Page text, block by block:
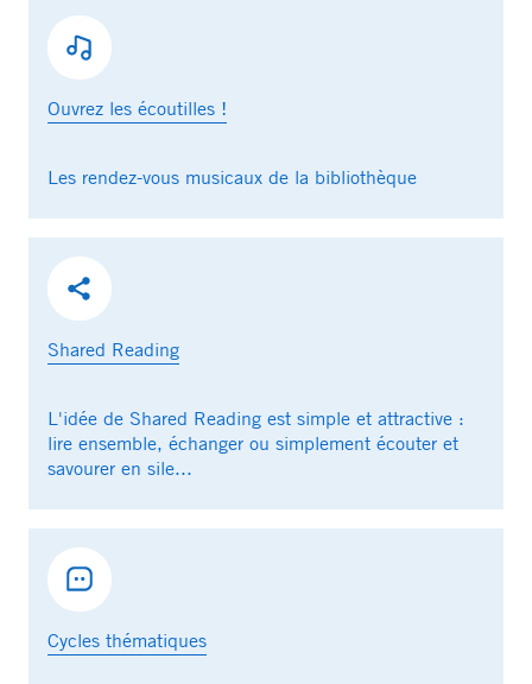
Ouvrez les écoutilles !
Les rendez-vous musicaux de la bibliothèque
Shared Reading
L'idée de Shared Reading est simple et attractive :
lire ensemble, échanger ou simplement écouter et
savourer en sile...
Cycles thématiques